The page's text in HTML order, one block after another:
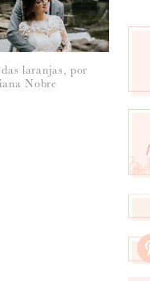
laranjas, por
Nobre